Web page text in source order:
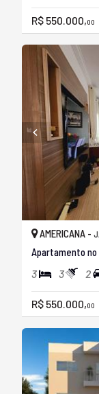
R$ 550.000,00
AMERICANA -
Apartamento
3 3 2
R$ 550.000,00